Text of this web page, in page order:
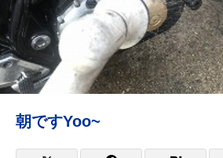
朝ですYoo~